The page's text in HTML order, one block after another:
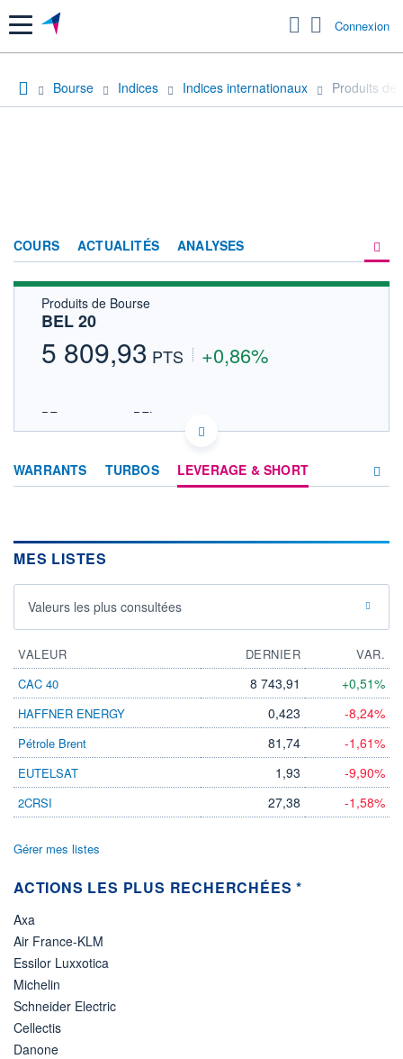
Menu Connexion
Bourse Indices Indices internationaux Produits de
COURS ACTUALITÉS ANALYSES
HISTORIQUE
Produits de Bourse
BEL 20
5 809,93 PTS +0,86%
BE0389555039 BEL20
EURONEXT BRUXELLES DONNÉES TEMPS DIFFÉRÉ
+ HAUT
5 816,38
+ BAS
5 776,09
+HAUT 1ER
JANVIER
5 822,68
VOLUME
0
DERNIER ÉCHANGE
07.08.26 / 14:23:45
+ LISTE
WARRANTS TURBOS LEVERAGE & SHORT
MES LISTES
Valeurs les plus consultées
VALEUR DERNIER
VAR.
CAC 40
8 743,91 +0,51%
HAFFNER ENERGY 0,423 -8,24%
Pétrole Brent 81,74 -1,61%
EUTELSAT 1,93 -9,90%
2CRSI 27,38 -1,58%
Gérer mes listes
ACTIONS LES PLUS RECHERCHÉES *
Axa
Air France-KLM
Essilor Luxxotica
Michelin
Schneider Electric
Cellectis
Danone